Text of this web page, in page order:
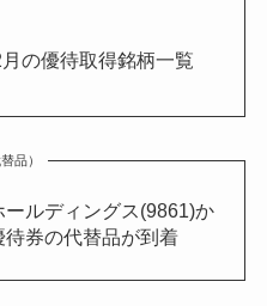
の優待取得銘柄一覧
品）
ールディングス(9861)か
待券の代替品が到着